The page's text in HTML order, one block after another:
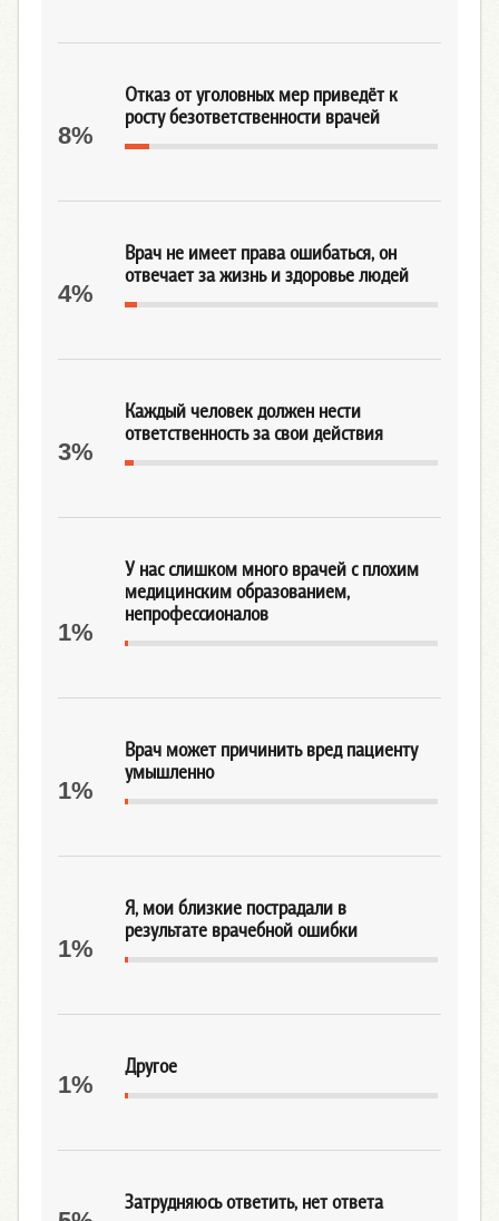
Отказ от уголовных мер приведёт к
росту безответственности врачей
8%
Врач не имеет права ошибаться, он
отвечает за жизнь и здоровье людей
4%
Каждый человек должен нести
ответственность за свои действия
3%
У нас слишком много врачей с плохим
медицинским образованием,
непрофессионалов
1%
Врач может причинить вред пациенту
умышленно
1%
Я, мои близкие пострадали в
результате врачебной ошибки
1%
Другое
1%
Затрудняюсь ответить, нет ответа